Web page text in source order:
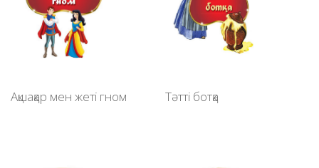
Ақшақар мен жеті гном Тәтті ботқа